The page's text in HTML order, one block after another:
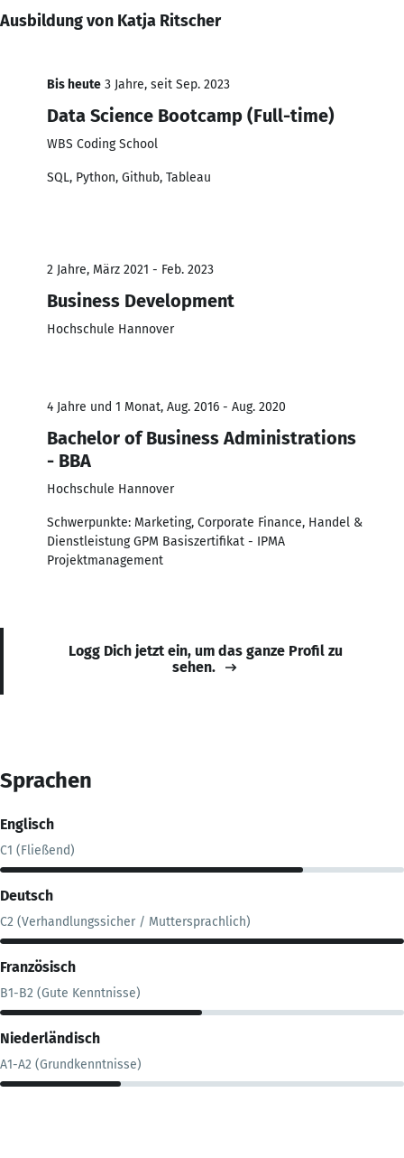
Ausbildung von Katja Ritscher
Bis heute 3 Jahre, seit Sep. 2023
Data Science Bootcamp (Full-time)
WBS Coding School
SQL, Python, Github, Tableau
2 Jahre, März 2021 - Feb. 2023
Business Development
Hochschule Hannover
4 Jahre und 1 Monat, Aug. 2016 - Aug. 2020
Bachelor of Business Administrations
- BBA
Hochschule Hannover
Schwerpunkte: Marketing, Corporate Finance, Handel &
Dienstleistung GPM Basiszertifikat - IPMA
Projektmanagement
Logg Dich jetzt ein, um das ganze Profil zu
sehen.
Sprachen
Englisch
C1 (Fließend)
Deutsch
C2 (Verhandlungssicher / Muttersprachlich)
Französisch
B1-B2 (Gute Kenntnisse)
Niederländisch
A1-A2 (Grundkenntnisse)